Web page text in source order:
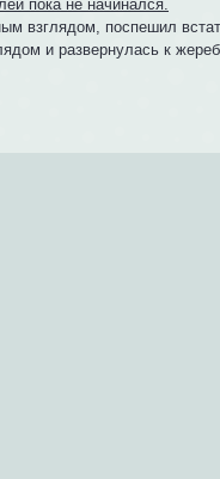
пока не начинался.
взглядом, поспешил
и развернулась к